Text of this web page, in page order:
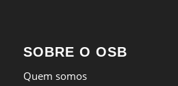
SOBRE O OSB
Quem somos